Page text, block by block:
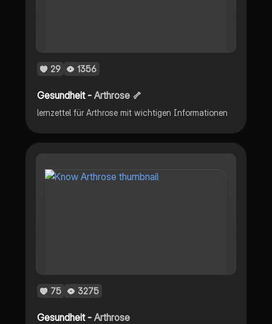
29 1356
Gesundheit -Arthrose 🦴
lernzettel für Arthrose mit wichtigen Informationen
75 3275
Gesundheit -Arthrose